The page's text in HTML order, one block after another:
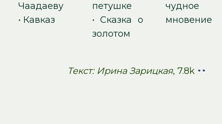
Чаадаеву
• Кавказ
петушке
• Сказка о
золотом
чудное
мновение
Текст: Ирина Зарицкая, 7.8k